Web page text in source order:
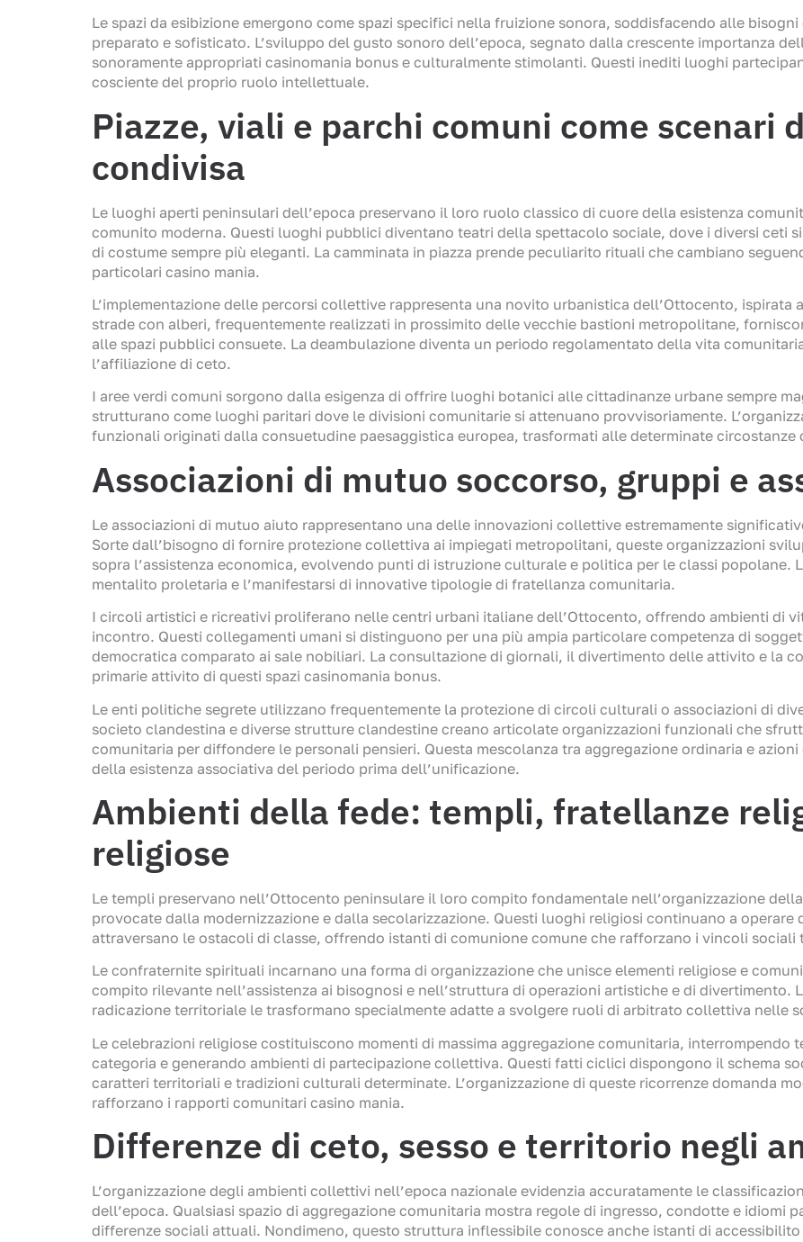
Le spazi da esibizione emergono come spazi specifici nella fruizione sonora, soddisfacendo alle
preparato e sofisticato. L’sviluppo del gusto sonoro dell’epoca, segnato dalla crescente importanza
sonoramente appropriati casinomania bonus e culturalmente stimolanti. Questi inediti luoghi
cosciente del proprio ruolo intellettuale.
Piazze, viali e parchi comuni come scenari
condivisa
Le luoghi aperti peninsulari dell’epoca preservano il loro ruolo classico di cuore della esistenza
comunito moderna. Questi luoghi pubblici diventano teatri della spettacolo sociale, dove i diversi ceti
di costume sempre più eleganti. La camminata in piazza prende peculiarito rituali che cambiano
particolari casino mania.
L’implementazione delle percorsi collettive rappresenta una novito urbanistica dell’Ottocento, ispirata
strade con alberi, frequentemente realizzati in prossimito delle vecchie bastioni metropolitane,
alle spazi pubblici consuete. La deambulazione diventa un periodo regolamentato della vita
l’affiliazione di ceto.
I aree verdi comuni sorgono dalla esigenza di offrire luoghi botanici alle cittadinanze urbane sempre
strutturano come luoghi paritari dove le divisioni comunitarie si attenuano provvisoriamente.
funzionali originati dalla consuetudine paesaggistica europea, trasformati alle determinate
Associazioni di mutuo soccorso, gruppi e
Le associazioni di mutuo aiuto rappresentano una delle innovazioni collettive estremamente
Sorte dall’bisogno di fornire protezione collettiva ai impiegati metropolitani, queste organizzazioni
sopra l’assistenza economica, evolvendo punti di istruzione culturale e politica per le classi popolane.
mentalito proletaria e l’manifestarsi di innovative tipologie di fratellanza comunitaria.
I circoli artistici e ricreativi proliferano nelle centri urbani italiane dell’Ottocento, offrendo ambienti di
incontro. Questi collegamenti umani si distinguono per una più ampia particolare competenza di
democratica comparato ai sale nobiliari. La consultazione di giornali, il divertimento delle attivito e la
primarie attivito di questi spazi casinomania bonus.
Le enti politiche segrete utilizzano frequentemente la protezione di circoli culturali o associazioni di
societo clandestina e diverse strutture clandestine creano articolate organizzazioni funzionali che
comunitaria per diffondere le personali pensieri. Questa mescolanza tra aggregazione ordinaria e
della esistenza associativa del periodo prima dell’unificazione.
Ambienti della fede: templi, fratellanze
religiose
Le templi preservano nell’Ottocento peninsulare il loro compito fondamentale nell’organizzazione
provocate dalla modernizzazione e dalla secolarizzazione. Questi luoghi religiosi continuano a
attraversano le ostacoli di classe, offrendo istanti di comunione comune che rafforzano i vincoli sociali
Le confraternite spirituali incarnano una forma di organizzazione che unisce elementi religiose e
compito rilevante nell’assistenza ai bisognosi e nell’struttura di operazioni artistiche e di divertimento.
radicazione territoriale le trasformano specialmente adatte a svolgere ruoli di arbitrato collettiva nelle
Le celebrazioni religiose costituiscono momenti di massima aggregazione comunitaria, interrompendo
categoria e generando ambienti di partecipazione collettiva. Questi fatti ciclici dispongono il schema
caratteri territoriali e tradizioni culturali determinate. L’organizzazione di queste ricorrenze domanda
rafforzano i rapporti comunitari casino mania.
Differenze di ceto, sesso e territorio negli
L’organizzazione degli ambienti collettivi nell’epoca nazionale evidenzia accuratamente le
dell’epoca. Qualsiasi spazio di aggregazione comunitaria mostra regole di ingresso, condotte e idiomi
differenze sociali attuali. Nondimeno, questo struttura inflessibile conosce anche istanti di